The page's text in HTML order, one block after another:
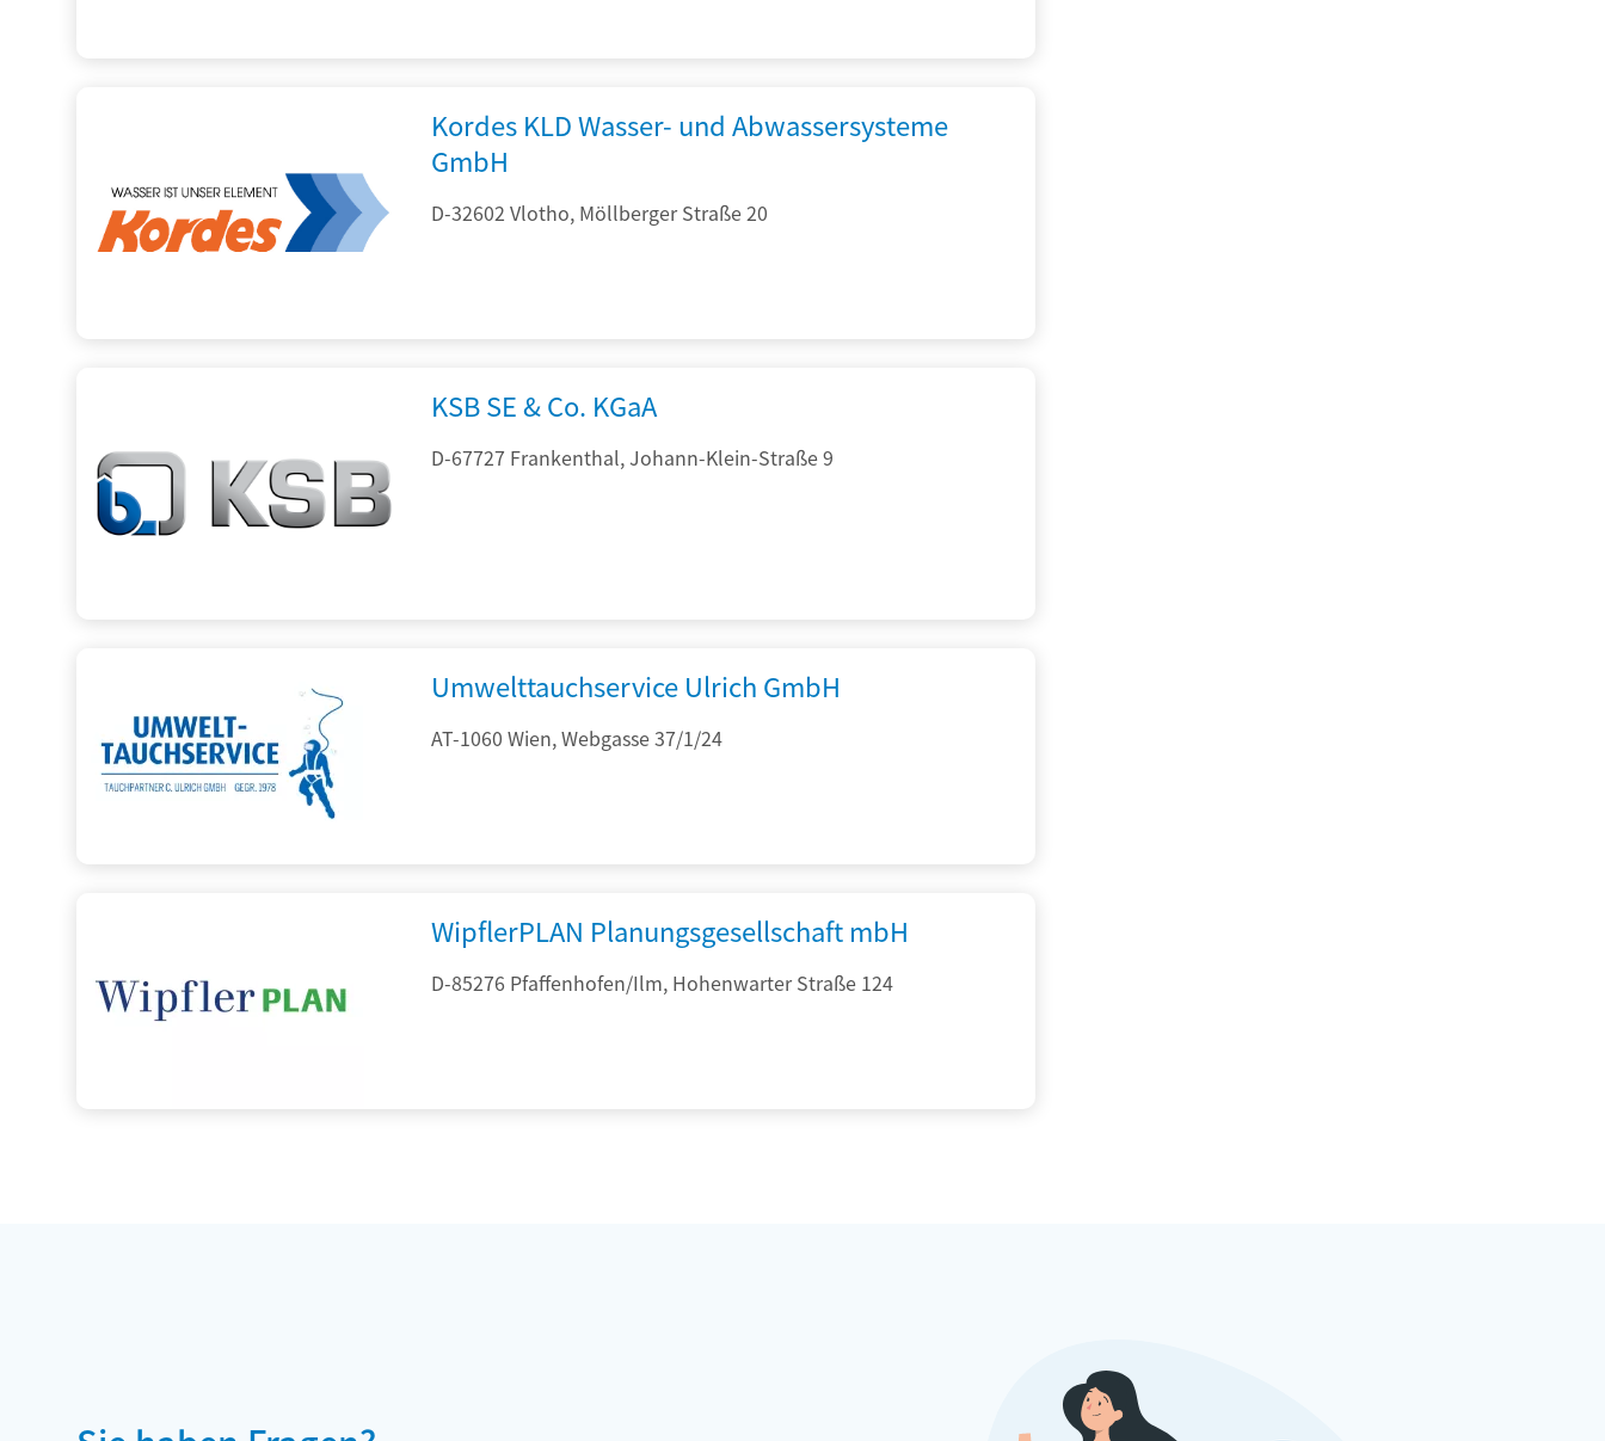
Kordes KLD Wasser- und Abwassersysteme
GmbH
D-32602 Vlotho, Möllberger Straße 20
KSB SE & Co. KGaA
D-67727 Frankenthal, Johann-Klein-Straße 9
Umwelttauchservice Ulrich GmbH
AT-1060 Wien, Webgasse 37/1/24
WipflerPLAN Planungsgesellschaft mbH
D-85276 Pfaffenhofen/Ilm, Hohenwarter Straße 124